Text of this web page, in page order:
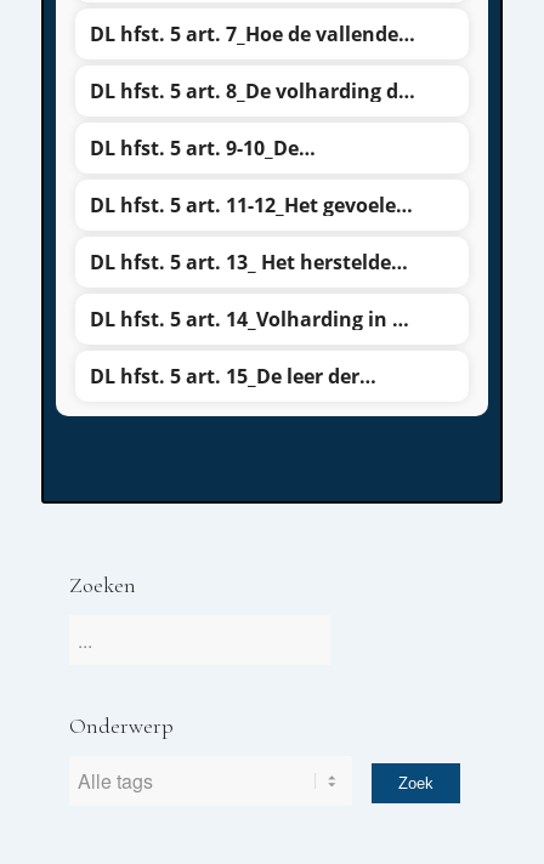
DL hfst. 5 art. 7_Hoe de vallende
DL hfst. 5 art. 8_De volharding der
DL hfst. 5 art. 9-10_De
DL hfst. 5 art. 11-12_Het gevoelen
DL hfst. 5 art. 13_ Het herstelde
DL hfst. 5 art. 14_Volharding in de
DL hfst. 5 art. 15_De leer der
Zoeken
Onderwerp